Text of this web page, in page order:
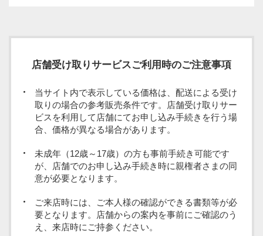
店舗受け取りサービスご利用時のご注意事項
当サイト内で表示している価格は、配送による受け
取りの場合の参考販売条件です。店舗受け取りサー
ビスを利用して店舗にてお申し込み手続きを行う場
合、価格が異なる場合があります。
未成年（12歳～17歳）の方も事前手続き可能です
が、店舗でのお申し込み手続き時に親権者さまの同
意が必要となります。
ご来店時には、ご本人様の確認ができる書類等が必
要となります。店舗からの案内を事前にご確認のう
え、来店時にご持参ください。